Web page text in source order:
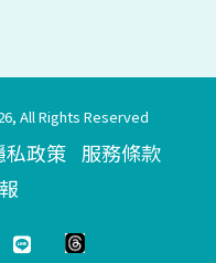
All Rights Reserved
私政策 服務條款